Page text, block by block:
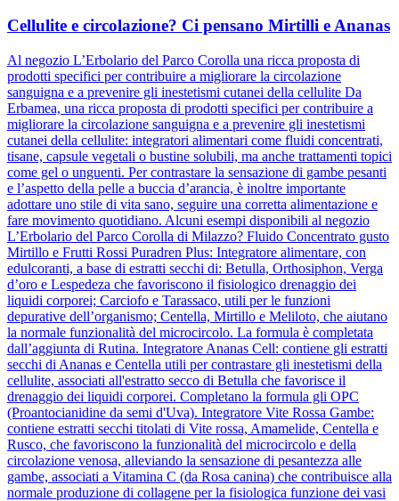
Cellulite e circolazione? Ci pensano Mirtilli e Ananas
Al negozio L’Erbolario del Parco Corolla una ricca proposta di
prodotti specifici per contribuire a migliorare la circolazione
sanguigna e a prevenire gli inestetismi cutanei della cellulite Da
Erbamea, una ricca proposta di prodotti specifici per contribuire a
migliorare la circolazione sanguigna e a prevenire gli inestetismi
cutanei della cellulite: integratori alimentari come fluidi concentrati,
tisane, capsule vegetali o bustine solubili, ma anche trattamenti topici
come gel o unguenti. Per contrastare la sensazione di gambe pesanti
e l’aspetto della pelle a buccia d’arancia, è inoltre importante
adottare uno stile di vita sano, seguire una corretta alimentazione e
fare movimento quotidiano. Alcuni esempi disponibili al negozio
L’Erbolario del Parco Corolla di Milazzo? Fluido Concentrato gusto
Mirtillo e Frutti Rossi Puradren Plus: Integratore alimentare, con
edulcoranti, a base di estratti secchi di: Betulla, Orthosiphon, Verga
d’oro e Lespedeza che favoriscono il fisiologico drenaggio dei
liquidi corporei; Carciofo e Tarassaco, utili per le funzioni
depurative dell’organismo; Centella, Mirtillo e Meliloto, che aiutano
la normale funzionalità del microcircolo. La formula è completata
dall’aggiunta di Rutina. Integratore Ananas Cell: contiene gli estratti
secchi di Ananas e Centella utili per contrastare gli inestetismi della
cellulite, associati all'estratto secco di Betulla che favorisce il
drenaggio dei liquidi corporei. Completano la formula gli OPC
(Proantocianidine da semi d'Uva). Integratore Vite Rossa Gambe:
contiene estratti secchi titolati di Vite rossa, Amamelide, Centella e
Rusco, che favoriscono la funzionalità del microcircolo e della
circolazione venosa, alleviando la sensazione di pesantezza alle
gambe, associati a Vitamina C (da Rosa canina) che contribuisce alla
normale produzione di collagene per la fisiologica funzione dei vasi